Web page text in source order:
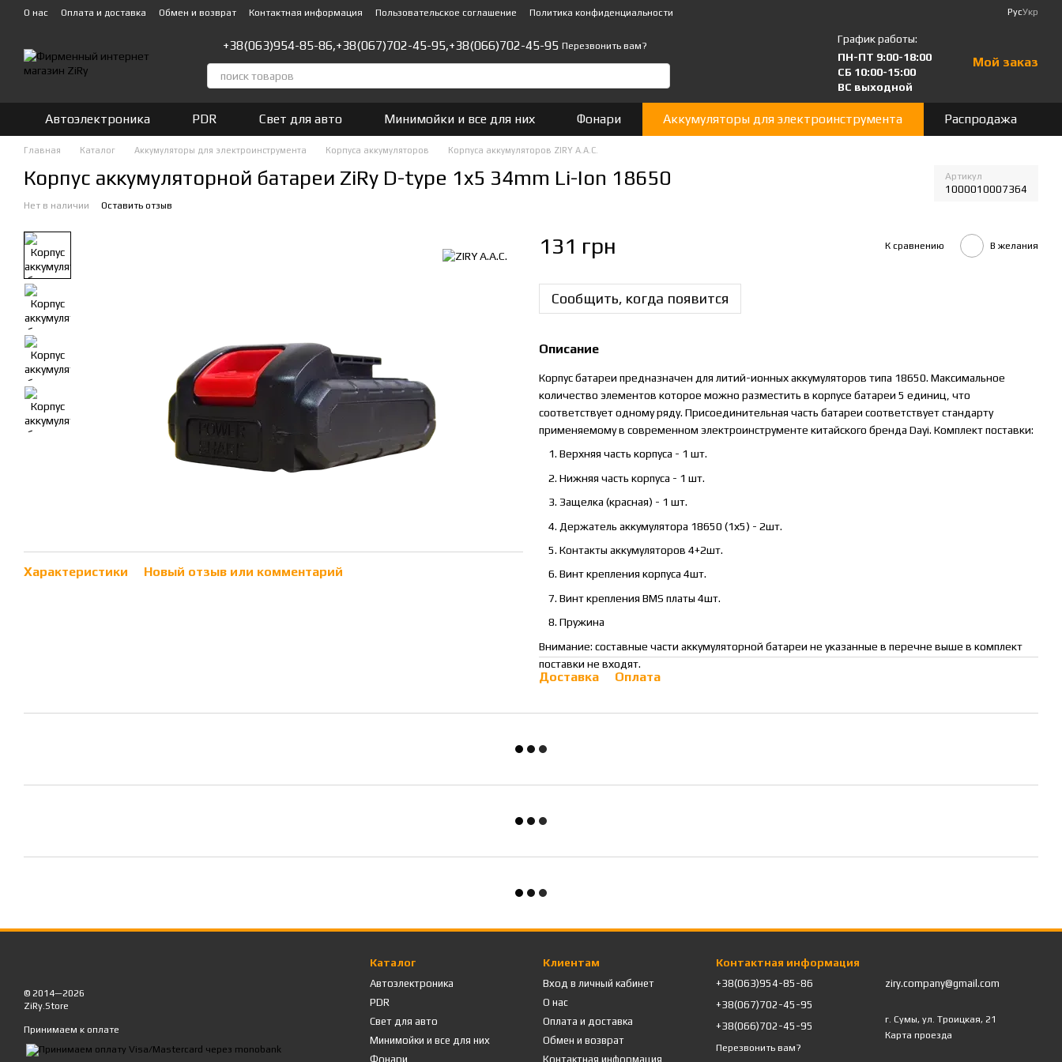
Перейти к основному контенту
О нас Оплата и доставка Обмен и возврат Контактная информация Пользовательское соглашение Политика конфиденциальности РусУкр
+38(063)954-85-86,+38(067)702-45-95,+38(066)702-45-95 Перезвонить вам?
График работы:
ПН-ПТ 9:00-18:00
СБ 10:00-15:00
ВС выходной
Мой заказ
Автоэлектроника PDR Свет для авто Минимойки и все для них Фонари Аккумуляторы для электроинструмента Распродажа
Главная Каталог Аккумуляторы для электроинструмента Корпуса аккумуляторов Корпуса аккумуляторов ZIRY A.A.C.
Корпус аккумуляторной батареи ZiRy D-type 1x5 34mm Li-Ion 18650 Артикул
1000010007364
Нет в наличии Оставить отзыв
Характеристики Новый отзыв или комментарий
131 грн К сравнению В желания
Сообщить, когда появится
Описание
Корпус батареи предназначен для литий-ионных аккумуляторов типа 18650. Максимальное
количество элементов которое можно разместить в корпусе батареи 5 единиц, что
соответствует одному ряду. Присоединительная часть батареи соответствует стандарту
применяемому в современном электроинструменте китайского бренда Dayi. Комплект поставки:
Верхняя часть корпуса - 1 шт.
Нижняя часть корпуса - 1 шт.
Защелка (красная) - 1 шт.
Держатель аккумулятора 18650 (1х5) - 2шт.
Контакты аккумуляторов 4+2шт.
Винт крепления корпуса 4шт.
Винт крепления BMS платы 4шт.
Пружина
Внимание: составные части аккумуляторной батареи не указанные в перечне выше в комплект
поставки не входят.
Доставка Оплата
© 2014—2026
ZiRy.Store
Принимаем к оплате
Каталог
Автоэлектроника
PDR
Свет для авто
Минимойки и все для них
Фонари
Клиентам
Вход в личный кабинет
О нас
Оплата и доставка
Обмен и возврат
Контактная информация
Контактная информация
+38(063)954-85-86
+38(067)702-45-95
+38(066)702-45-95
Перезвонить вам?
ziry.company@gmail.com
г. Сумы, ул. Троицкая, 21
Карта проезда